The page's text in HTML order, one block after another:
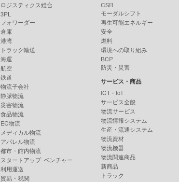
ロジスティクス総合
3PL
フォワーダー
倉庫
港湾
トラック輸送
海運
航空
鉄道
物流子会社
静脈物流
災害物流
食品物流
EC物流
メディカル物流
アパレル物流
都市・館内物流
スタートアップ･ベンチャー
利用運送
貿易・税関
CSR
モーダルシフト
再生可能エネルギー
安全
燃料
環境への取り組み
BCP
防災・災害
サービス・商品
ICT・IoT
サービス全般
物流サービス
物流情報システム
生産・流通システム
物流資材
物流機器
物流関連商品
新商品
トラック